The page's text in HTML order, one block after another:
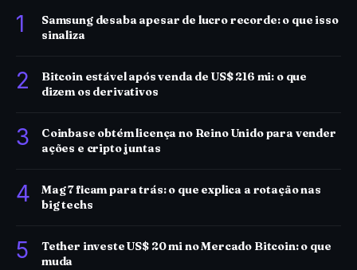
1
Samsung desaba apesar de lucro recorde: o que isso
sinaliza
2
Bitcoin estável após venda de US$ 216 mi: o que
dizem os derivativos
3
Coinbase obtém licença no Reino Unido para vender
ações e cripto juntas
4
Mag 7 ficam para trás: o que explica a rotação nas
big techs
5
Tether investe US$ 20 mi no Mercado Bitcoin: o que
muda